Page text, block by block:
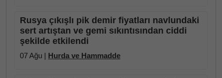
Rusya çıkışlı pik demir fiyatları navlundaki
sert artıştan ve gemi sıkıntısından ciddi
şekilde etkilendi
07 Ağu | Hurda ve Hammadde